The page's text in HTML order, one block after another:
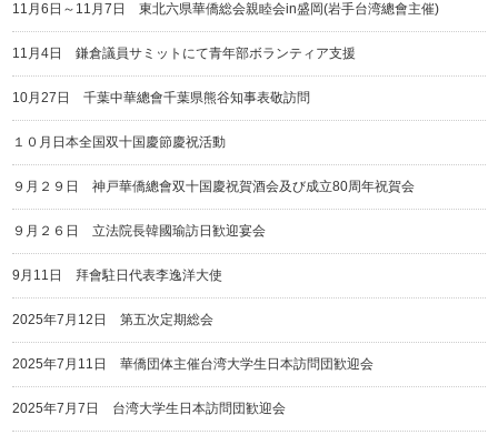
11月6日～11月7日 東北六県華僑総会親睦会in盛岡(岩手台湾總會主催)
11月4日 鎌倉議員サミットにて青年部ボランティア支援
10月27日 千葉中華總會千葉県熊谷知事表敬訪問
１０月日本全国双十国慶節慶祝活動
９月２９日 神戸華僑總會双十国慶祝賀酒会及び成立80周年祝賀会
９月２６日 立法院長韓國瑜訪日歓迎宴会
9月11日 拜會駐日代表李逸洋大使
2025年7月12日 第五次定期総会
2025年7月11日 華僑団体主催台湾大学生日本訪問団歓迎会
2025年7月7日 台湾大学生日本訪問団歓迎会